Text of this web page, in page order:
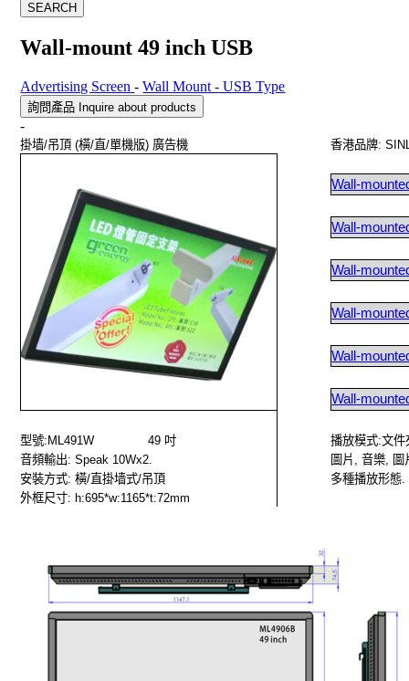
Wall-mount 49 inch USB
Advertising Screen-Wall Mount - USB Type
詢問產品 Inquire about products
-
掛墙/吊頂 (橫/直/單機版) 廣告機 香港品牌:
Wall-
Wall-
Wall-
Wall-
Wall-
Wall-
型號:ML491W 49 吋 播放模式:文件
音頻輸出: Speak 10Wx2. 圖片 ,音樂
圖
安裝方式:橫/直掛墙式/吊頂 多種播放形態
外框尺寸: h:695*w:1165*t:72mm